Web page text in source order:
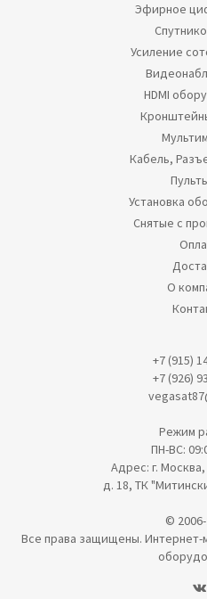
Эфирное
Усиление
HDMI
Кабель,
Установка
Снятые с
О
+7 (915)
+7 (926)
Режим
ПН-ВС:
Адрес: г.
д. 18, ТК
©
Все права защищены. Интернет-